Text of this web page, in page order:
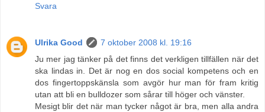
Svara
Ulrika Good
7 oktober 2008 kl. 19:16
Ju mer jag tänker på det finns det verkligen tillfällen när det
ska lindas in. Det är nog en dos social kompetens och en
dos fingertoppskänsla som avgör hur man för fram kritig
utan att bli en bulldozer som sårar till höger och vänster.
Mesigt blir det när man tycker något är bra, men alla andra